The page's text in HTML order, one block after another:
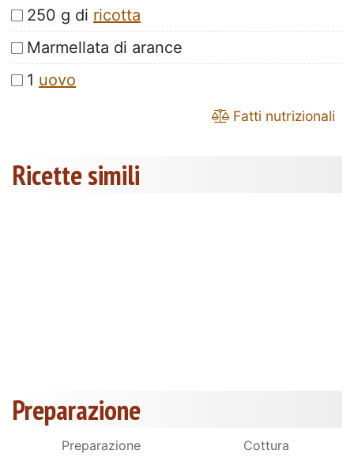
250 g di ricotta
Marmellata di arance
1 uovo
Fatti nutrizionali
Ricette simili
Preparazione
Preparazione
Cottura